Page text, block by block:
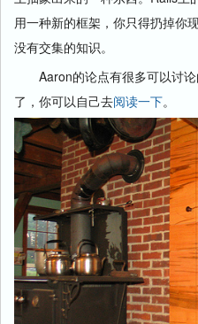
用一种新的框架，你只得扔掉你
没有交集的知识。
Aaron的论点有很多可以讨论
了，你可以自己去阅读一下。